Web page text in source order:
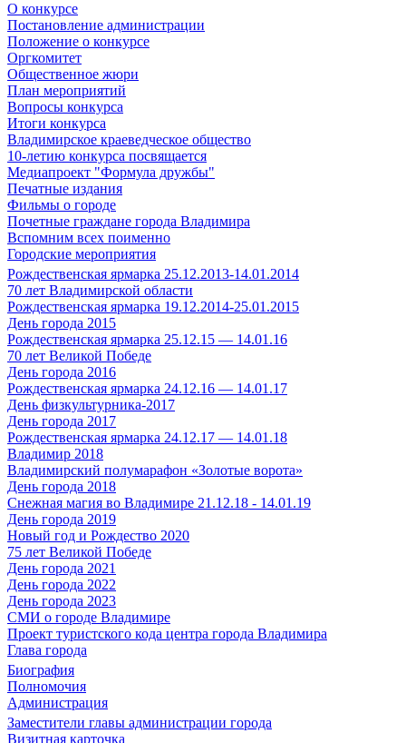
О конкурсе
Постановление администрации
Положение о конкурсе
Оргкомитет
Общественное жюри
План мероприятий
Вопросы конкурса
Итоги конкурса
Владимирское краеведческое общество
10-летию конкурса посвящается
Медиапроект "Формула дружбы"
Печатные издания
Фильмы о городе
Почетные граждане города Владимира
Вспомним всех поименно
Городские мероприятия
Рождественская ярмарка 25.12.2013-14.01.2014
70 лет Владимирской области
Рождественская ярмарка 19.12.2014-25.01.2015
День города 2015
Рождественская ярмарка 25.12.15 — 14.01.16
70 лет Великой Победе
День города 2016
Рождественская ярмарка 24.12.16 — 14.01.17
День физкультурника-2017
День города 2017
Рождественская ярмарка 24.12.17 — 14.01.18
Владимир 2018
Владимирский полумарафон «Золотые ворота»
День города 2018
Снежная магия во Владимире 21.12.18 - 14.01.19
День города 2019
Новый год и Рождество 2020
75 лет Великой Победе
День города 2021
День города 2022
День города 2023
СМИ о городе Владимире
Проект туристского кода центра города Владимира
Глава города
Биография
Полномочия
Администрация
Заместители главы администрации города
Визитная карточка